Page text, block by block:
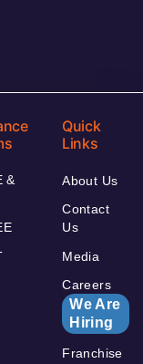
&
Quick
Links
About Us
Contact
Us
Media
Careers
We Are
Hiring
Franchise